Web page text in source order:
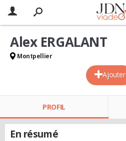
Ajouter
Alex ERGALANT
Montpellier
PROFIL
En résumé